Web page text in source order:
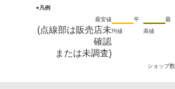
●凡例
最安値
(点線部は販売店未
確認
または未調査)
平
均値
最
高値
ショップ数